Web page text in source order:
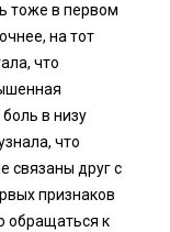
тоже в первом
на тот
что
в низу
что
связаны друг с
признаков
обращаться к